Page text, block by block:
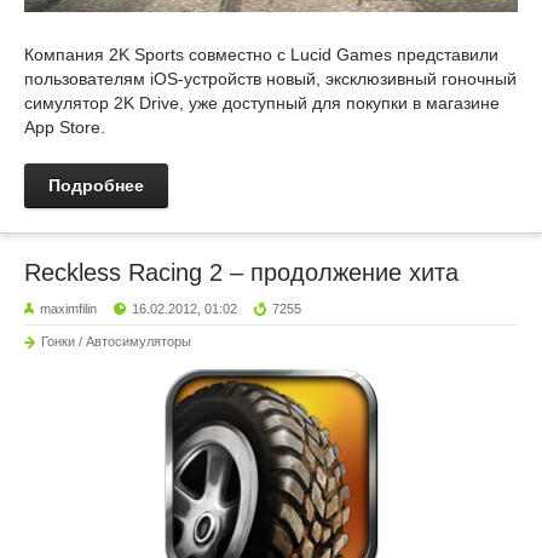
Компания 2K Sports совместно с Lucid Games представили
пользователям iOS-устройств новый, эксклюзивный гоночный
симулятор 2K Drive, уже доступный для покупки в магазине
App Store.
Подробнее
Reckless Racing 2 – продолжение хита
maximfilin 16.02.2012, 01:02 7255
Гонки / Автосимуляторы